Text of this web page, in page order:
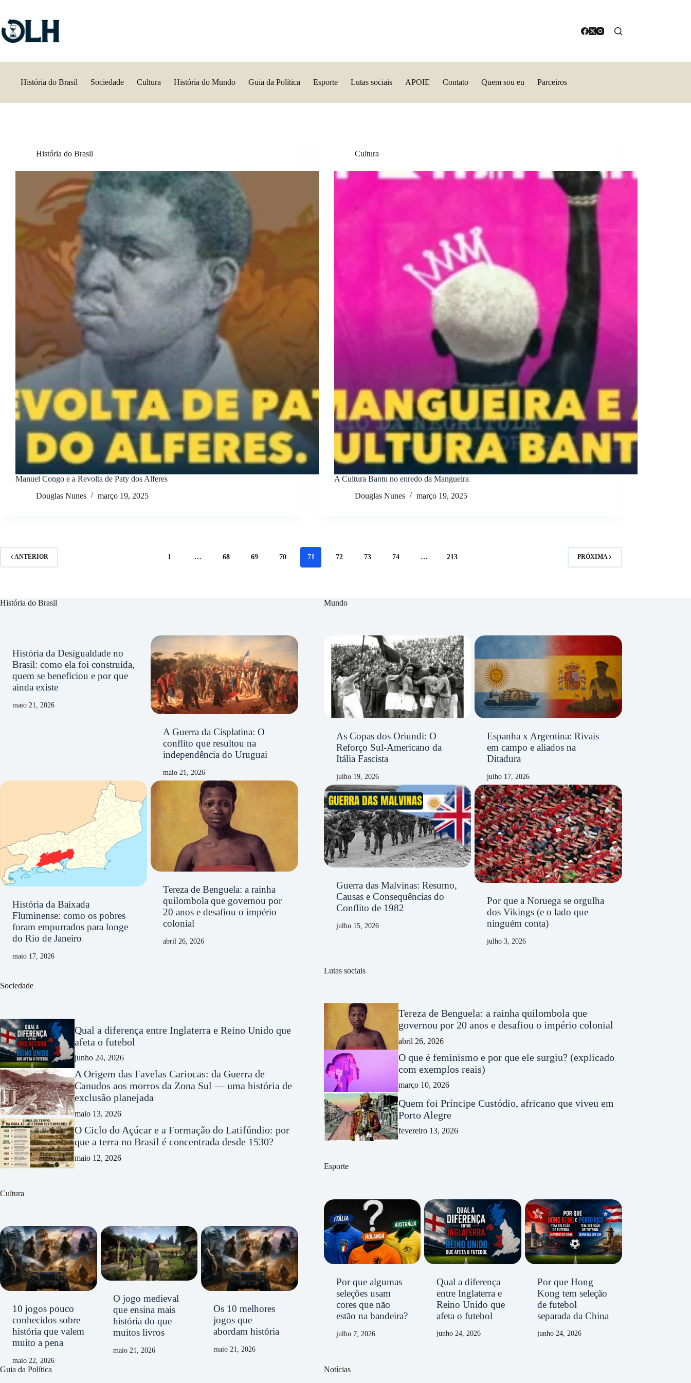
conteúdo
História do Brasil Sociedade Cultura História do Mundo Guia da Política Esporte Lutas sociais APOIE Contato Quem sou eu Parceiros
História do Brasil
Manuel Congo e a Revolta de Paty dos Alferes
Douglas Nunes
março 19, 2025
Cultura
A Cultura Bantu no enredo da Mangueira
Douglas Nunes
março 19, 2025
ANTERIOR 1 … 68 69 70 71 72 73 74 … 213 PRÓXIMA
História do Brasil
História da Desigualdade no
Brasil: como ela foi construida,
quem se beneficiou e por que
ainda existe
maio 21, 2026
A Guerra da Cisplatina: O
conflito que resultou na
independência do Uruguai
maio 21, 2026
História da Baixada
Fluminense: como os pobres
foram empurrados para longe
do Rio de Janeiro
maio 17, 2026
Tereza de Benguela: a rainha
quilombola que governou por
20 anos e desafiou o império
colonial
abril 26, 2026
Sociedade
Qual a diferença entre Inglaterra e Reino Unido que
afeta o futebol
junho 24, 2026
A Origem das Favelas Cariocas: da Guerra de
Canudos aos morros da Zona Sul — uma história de
exclusão planejada
maio 13, 2026
O Ciclo do Açúcar e a Formação do Latifúndio: por
que a terra no Brasil é concentrada desde 1530?
maio 12, 2026
Cultura
10 jogos pouco
conhecidos sobre
história que valem
muito a pena
maio 22, 2026
O jogo medieval
que ensina mais
história do que
muitos livros
maio 21, 2026
Os 10 melhores
jogos que
abordam história
maio 21, 2026
Mundo
As Copas dos Oriundi: O
Reforço Sul-Americano da
Itália Fascista
julho 19, 2026
Espanha x Argentina: Rivais
em campo e aliados na
Ditadura
julho 17, 2026
Guerra das Malvinas: Resumo,
Causas e Consequências do
Conflito de 1982
julho 15, 2026
Por que a Noruega se orgulha
dos Vikings (e o lado que
ninguém conta)
julho 3, 2026
Lutas sociais
Tereza de Benguela: a rainha quilombola que
governou por 20 anos e desafiou o império colonial
abril 26, 2026
O que é feminismo e por que ele surgiu? (explicado
com exemplos reais)
março 10, 2026
Quem foi Príncipe Custódio, africano que viveu em
Porto Alegre
fevereiro 13, 2026
Esporte
Por que algumas
seleções usam
cores que não
estão na bandeira?
julho 7, 2026
Qual a diferença
entre Inglaterra e
Reino Unido que
afeta o futebol
junho 24, 2026
Por que Hong
Kong tem seleção
de futebol
separada da China
junho 24, 2026
Guia da Política Notícias